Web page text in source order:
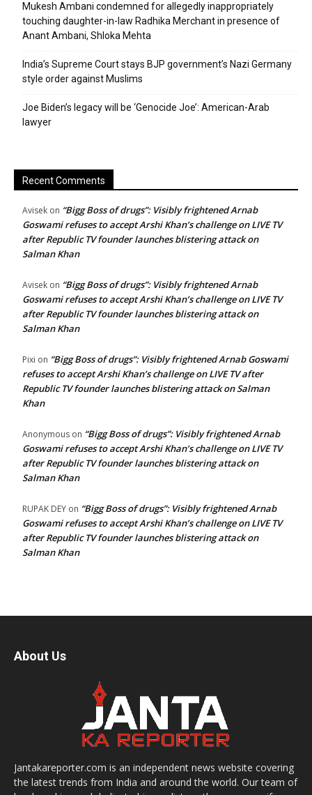
Mukesh Ambani condemned for allegedly inappropriately
touching daughter-in-law Radhika Merchant in presence of
Anant Ambani, Shloka Mehta
India’s Supreme Court stays BJP government’s Nazi Germany
style order against Muslims
Joe Biden’s legacy will be ‘Genocide Joe’: American-Arab
lawyer
Recent Comments
Avisek on “Bigg Boss of drugs”: Visibly frightened Arnab
Goswami refuses to accept Arshi Khan’s challenge on LIVE TV
after Republic TV founder launches blistering attack on
Salman Khan
Avisek on “Bigg Boss of drugs”: Visibly frightened Arnab
Goswami refuses to accept Arshi Khan’s challenge on LIVE TV
after Republic TV founder launches blistering attack on
Salman Khan
Pixi on “Bigg Boss of drugs”: Visibly frightened Arnab Goswami
refuses to accept Arshi Khan’s challenge on LIVE TV after
Republic TV founder launches blistering attack on Salman
Khan
Anonymous on “Bigg Boss of drugs”: Visibly frightened Arnab
Goswami refuses to accept Arshi Khan’s challenge on LIVE TV
after Republic TV founder launches blistering attack on
Salman Khan
RUPAK DEY on “Bigg Boss of drugs”: Visibly frightened Arnab
Goswami refuses to accept Arshi Khan’s challenge on LIVE TV
after Republic TV founder launches blistering attack on
Salman Khan
About Us
Jantakareporter.com is an independent news website covering
the latest trends from India and around the world. Our team of